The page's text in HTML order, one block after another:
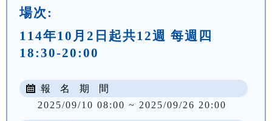
場次:
114年10月2日起共12週 每週四
18:30-20:00
報 名 期 間
2025/09/10 08:00 ~ 2025/09/26 20:00